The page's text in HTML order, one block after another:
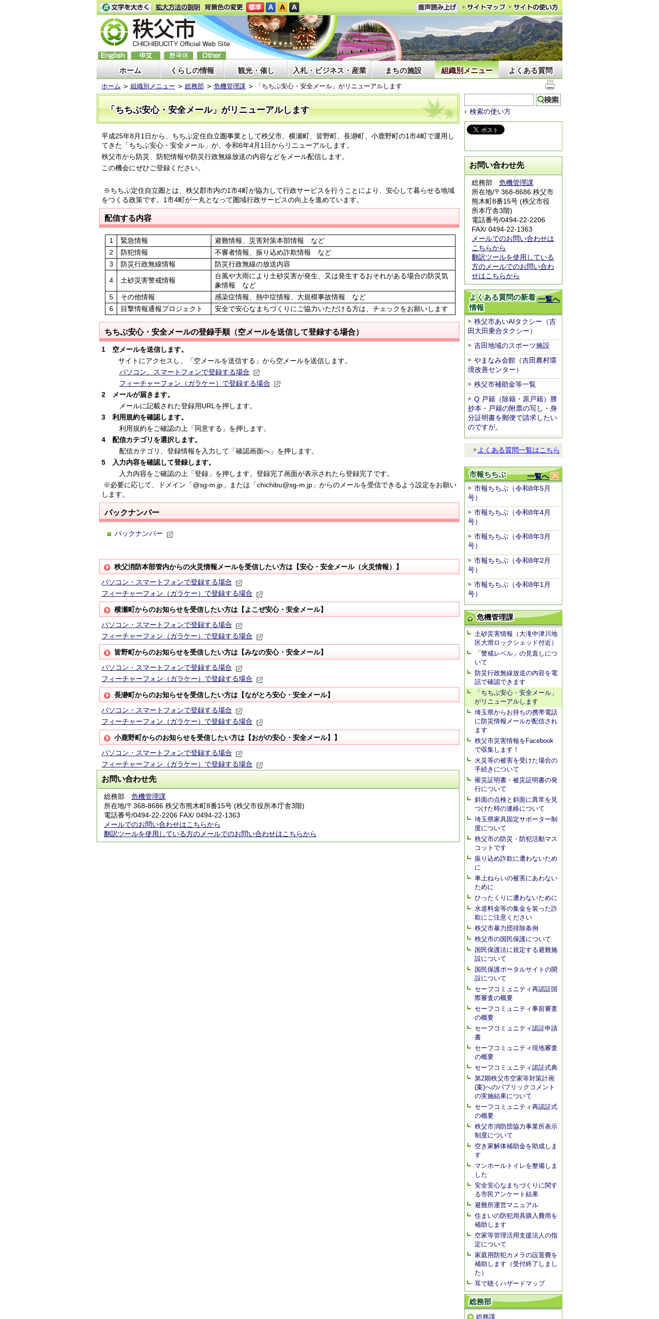
ホーム くらしの情報 観光・催し 入札・ビジネス・産業 まちの施設 組織別メニュー よくある質問
ホーム 組織別メニュー 総務部 危機管理課 「ちちぶ安心・安全メール」がリニューアルします
「ちちぶ安心・安全メール」がリニューアルします
平成25年8月1日から、ちちぶ定住自立圏事業として秩父市、横瀬町、皆野町、長瀞町、小鹿野町の1市4町で運用し
てきた「ちちぶ安心・安全メール」が、令和6年4月1日からリニューアルします。
秩父市から防災、防犯情報や防災行政無線放送の内容などをメール配信します。
この機会にぜひご登録ください。
※ちちぶ定住自立圏とは、秩父郡市内の1市4町が協力して行政サービスを行うことにより、安心して暮らせる地域
をつくる政策です。1市4町が一丸となって圏域行政サービスの向上を進めています。
配信する内容
1 緊急情報
避難情報、災害対策本部情報 など
2
防犯情報
不審者情報、振り込め詐欺情報 など
3
防災行政無線情報 防災行政無線の放送内容
4 土砂災害警戒情報
台風や大雨により土砂災害が発生、又は発生するおそれがある場合の防災気
象情報 など
5
その他情報
感染症情報、熱中症情報、大規模事故情報 など
6
目撃情報通報プロジェクト 安全で安心なまちづくりにご協力いただける方は、チェックをお願いします
ちちぶ安心・安全メールの登録手順（空メールを送信して登録する場合）
1 空メールを送信します。
サイトにアクセスし、「空メールを送信する」から空メールを送信します。
パソコン、スマートフォンで登録する場合
フィーチャーフォン（ガラケー）で登録する場合
2 メールが届きます。
メールに記載された登録用URLを押します。
3 利用規約を確認します。
利用規約をご確認の上「同意する」を押します。
4 配信カテゴリを選択します。
配信カテゴリ、登録情報を入力して「確認画面へ」を押します。
5 入力内容を確認して登録します。
入力内容をご確認の上「登録」を押します。登録完了画面が表示されたら登録完了です。
※必要に応じて、ドメイン「@sg-m.jp」または「chichibu@sg-m.jp」からのメールを受信できるよう設定をお願い
します。
バックナンバー
バックナンバー
秩父消防本部管内からの火災情報メールを受信したい方は【安心・安全メール（火災情報）】
パソコン・スマートフォンで登録する場合
フィーチャーフォン（ガラケー）で登録する場合
横瀬町からのお知らせを受信したい方は【よこぜ安心・安全メール】
パソコン・スマートフォンで登録する場合
フィーチャーフォン（ガラケー）で登録する場合
皆野町からのお知らせを受信したい方は【みなの安心・安全メール】
パソコン・スマートフォンで登録する場合
フィーチャーフォン（ガラケー）で登録する場合
長瀞町からのお知らせを受信したい方は【ながとろ安心・安全メール】
パソコン・スマートフォンで登録する場合
フィーチャーフォン（ガラケー）で登録する場合
小鹿野町からのお知らせを受信したい方は【おがの安心・安全メール】】
パソコン・スマートフォンで登録する場合
フィーチャーフォン（ガラケー）で登録する場合
お問い合わせ先
総務部 危機管理課
所在地/〒368-8686 秩父市熊木町8番15号 (秩父市役所本庁舎3階)
電話番号/0494-22-2206 FAX/ 0494-22-1363
メールでのお問い合わせはこちらから
翻訳ツールを使用している方のメールでのお問い合わせはこちらから
検索の使い方
お問い合わせ先
総務部 危機管理課
所在地/〒368-8686 秩父市
熊木町8番15号 (秩父市役
所本庁舎3階)
電話番号/0494-22-2206
FAX/ 0494-22-1363
メールでのお問い合わせは
こちらから
翻訳ツールを使用している
方のメールでのお問い合わ
せはこちらから
一覧へ
よくある質問の新着
情報
秩父市あいAIタクシー（吉
田大田乗合タクシー）
吉田地域のスポーツ施設
やまなみ会館（吉田農村環
境改善センター）
秩父市補助金等一覧
Q 戸籍（除籍・原戸籍）謄
抄本・戸籍の附票の写し・身
分証明書を郵便で請求したい
のですが。
よくある質問一覧はこちら
一覧へ
市報ちちぶ
市報ちちぶ（令和8年5月
号）
市報ちちぶ（令和8年4月
号）
市報ちちぶ（令和8年3月
号）
市報ちちぶ（令和8年2月
号）
市報ちちぶ（令和8年1月
号）
危機管理課
土砂災害情報（大滝中津川地
区大滑ロックシェッド付近）
「警戒レベル」の見直しにつ
いて
防災行政無線放送の内容を電
話で確認できます
「ちちぶ安心・安全メール」
がリニューアルします
埼玉県からお持ちの携帯電話
に防災情報メールが配信され
ます
秩父市災害情報をFacebook
で収集します！
火災等の被害を受けた場合の
手続きについて
罹災証明書・被災証明書の発
行について
斜面の点検と斜面に異常を見
つけた時の連絡について
埼玉県家具固定サポーター制
度について
秩父市の防災・防犯活動マス
コットです
振り込め詐欺に遭わないため
に
車上ねらいの被害にあわない
ために
ひったくりに遭わないために
水道料金等の集金を装った詐
欺にご注意ください
秩父市暴力団排除条例
秩父市の国民保護について
国民保護法に規定する避難施
設について
国民保護ポータルサイトの開
設について
セーフコミュニティ再認証国
際審査の概要
セーフコミュニティ事前審査
の概要
セーフコミュニティ認証申請
書
セーフコミュニティ現地審査
の概要
セーフコミュニティ認証式典
第2期秩父市空家等対策計画
(案)へのパブリックコメント
の実施結果について
セーフコミュニティ再認証式
の概要
秩父市消防団協力事業所表示
制度について
空き家解体補助金を助成しま
す
マンホールトイレを整備しま
した
安全安心なまちづくりに関す
る市民アンケート結果
避難所運営マニュアル
住まいの防犯用具購入費用を
補助します
空家等管理活用支援法人の指
定について
家庭用防犯カメラの設置費を
補助します（受付終了しまし
た）
耳で聴くハザードマップ
総務部
総務課